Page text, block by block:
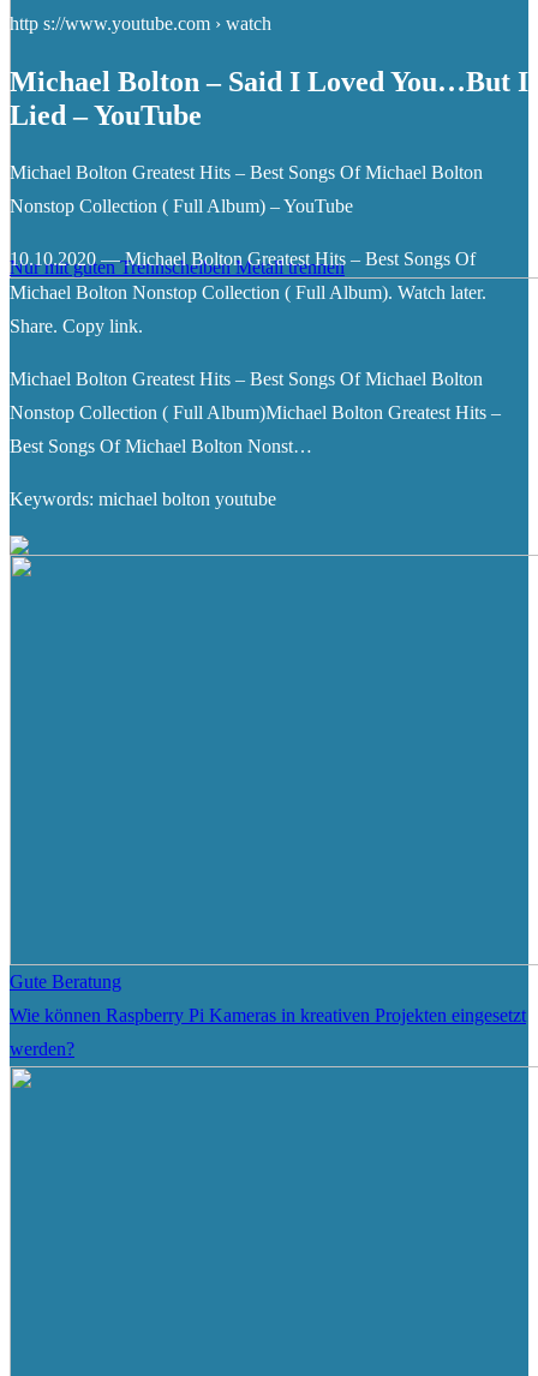
Nur mit guten Trennscheiben Metall trennen
http s://www.youtube.com › watch
Michael Bolton – Said I Loved You…But I
Lied – YouTube
Michael Bolton Greatest Hits – Best Songs Of Michael Bolton
Nonstop Collection ( Full Album) – YouTube
10.10.2020 — Michael Bolton Greatest Hits – Best Songs Of
Michael Bolton Nonstop Collection ( Full Album). Watch later.
Share. Copy link.
Michael Bolton Greatest Hits – Best Songs Of Michael Bolton
Nonstop Collection ( Full Album)Michael Bolton Greatest Hits –
Best Songs Of Michael Bolton Nonst…
Keywords: michael bolton youtube
Gute Beratung
Wie können Raspberry Pi Kameras in kreativen Projekten eingesetzt
werden?